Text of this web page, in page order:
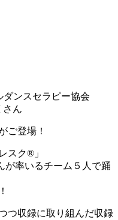
ンスセラピー協会
ん
ご登場！
スク®︎」
が率いるチーム５人で踊
つ収録に取り組んだ収録